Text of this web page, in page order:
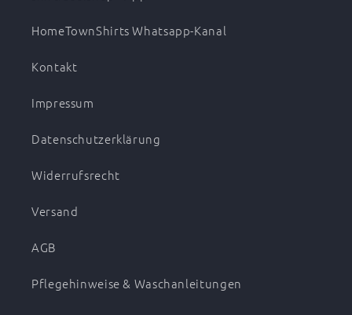
HomeTownShirts Whatsapp-Kanal
Kontakt
Impressum
Datenschutzerklärung
Widerrufsrecht
Versand
AGB
Pflegehinweise & Waschanleitungen